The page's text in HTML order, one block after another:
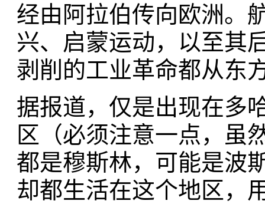
经由阿拉伯传向欧洲。
兴、启蒙运动，以至其
剥削的工业革命都从东
据报道，仅是出现在多
区（必须注意一点，虽
都是穆斯林，可能是波
却都生活在这个地区，